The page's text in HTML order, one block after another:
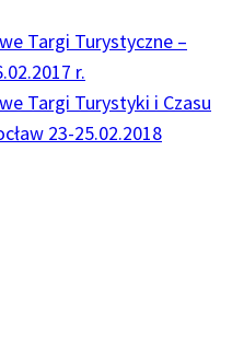
Targi Turystyczne –
r.
Targi Turystyki i Czasu
23-25.02.2018